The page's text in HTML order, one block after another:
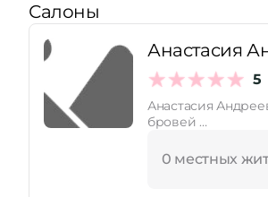
Категории:
Салоны
Анастасия
5
Анастасия
бровей …
0 местных